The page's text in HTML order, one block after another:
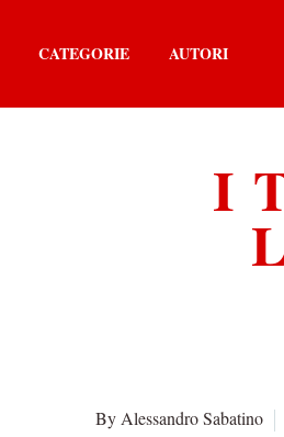
CATEGORIE AUTORI
I
By Alessandro Sabatino